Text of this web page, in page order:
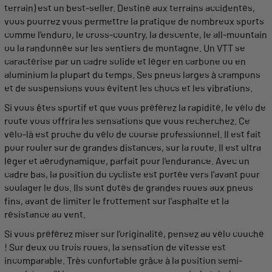
terrain)est un best-seller. Destiné aux terrains accidentés,
vous pourrez vous permettre la pratique de nombreux sports
comme l’enduro, le cross-country, la descente, le all-mountain
ou la randonnée sur les sentiers de montagne. Un VTT se
caractérise par un cadre solide et léger en carbone ou en
aluminium la plupart du temps. Ses pneus larges à crampons
et de suspensions vous évitent les chocs et les vibrations.
Si vous êtes sportif et que vous préférez la rapidité, le vélo de
route vous offrira les sensations que vous recherchez. Ce
vélo-là est proche du vélo de course professionnel. Il est fait
pour rouler sur de grandes distances, sur la route. Il est ultra
léger et aérodynamique, parfait pour l’endurance. Avec un
cadre bas, la position du cycliste est portée vers l’avant pour
soulager le dos. Ils sont dotés de grandes roues aux pneus
fins, avant de limiter le frottement sur l’asphalte et la
résistance au vent.
Si vous préférez miser sur l’originalité, pensez au vélo couché
! Sur deux ou trois roues, la sensation de vitesse est
incomparable. Très confortable grâce à la position semi-